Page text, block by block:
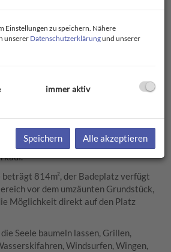
Badeplatz in guter Lage am
814m², der Badeplatz verfügt
vor dem umzäunten Grundstück,
Möglichkeit direkt auf den Platz
Seele baumeln lassen, Grillen,
Windsurfen, Wingen,
Einstellungen zu speichern. Nähere
unserer Datenschutzerklärungund unserer
immer aktiv
Speichern Alle akzeptieren